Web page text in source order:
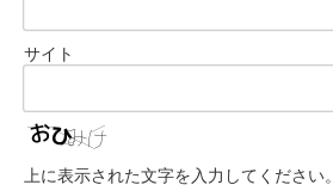
サイト
上に表示された文字を入力してください。